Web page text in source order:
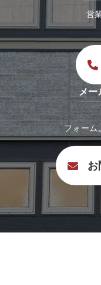
営
メー
フォーム